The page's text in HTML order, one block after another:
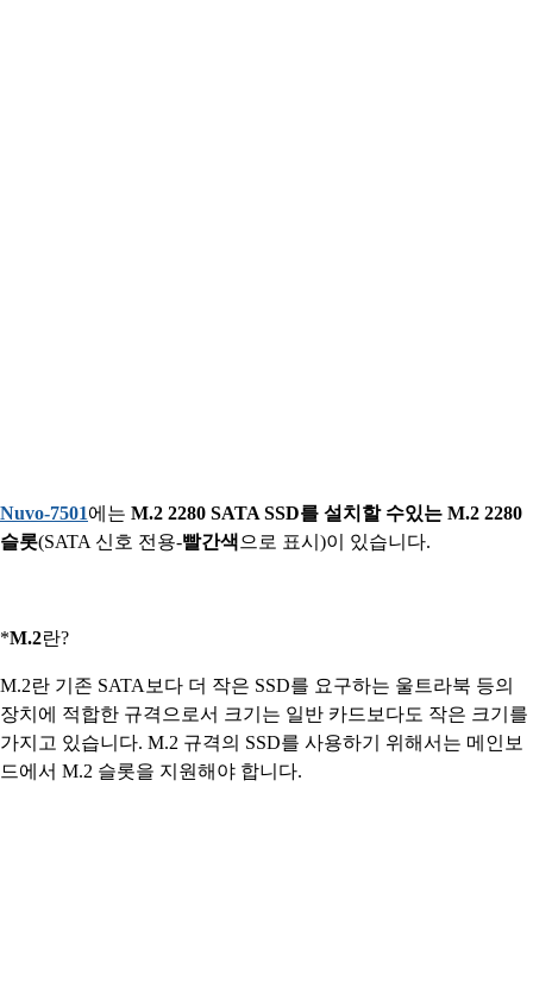
Nuvo-7501에는 M.2 2280 SATA SSD를 설치할 수있는 M.2 2280
슬롯(SATA 신호 전용-빨간색으로 표시)이 있습니다.
*M.2란?
M.2란 기존 SATA보다 더 작은 SSD를 요구하는 울트라북 등의
장치에 적합한 규격으로서 크기는 일반 카드보다도 작은 크기를
가지고 있습니다. M.2 규격의 SSD를 사용하기 위해서는 메인보
드에서 M.2 슬롯을 지원해야 합니다.